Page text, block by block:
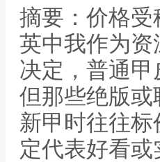
摘要：价格
英中我作为
决定，普通
但那些绝版
新甲时往往
定代表好看